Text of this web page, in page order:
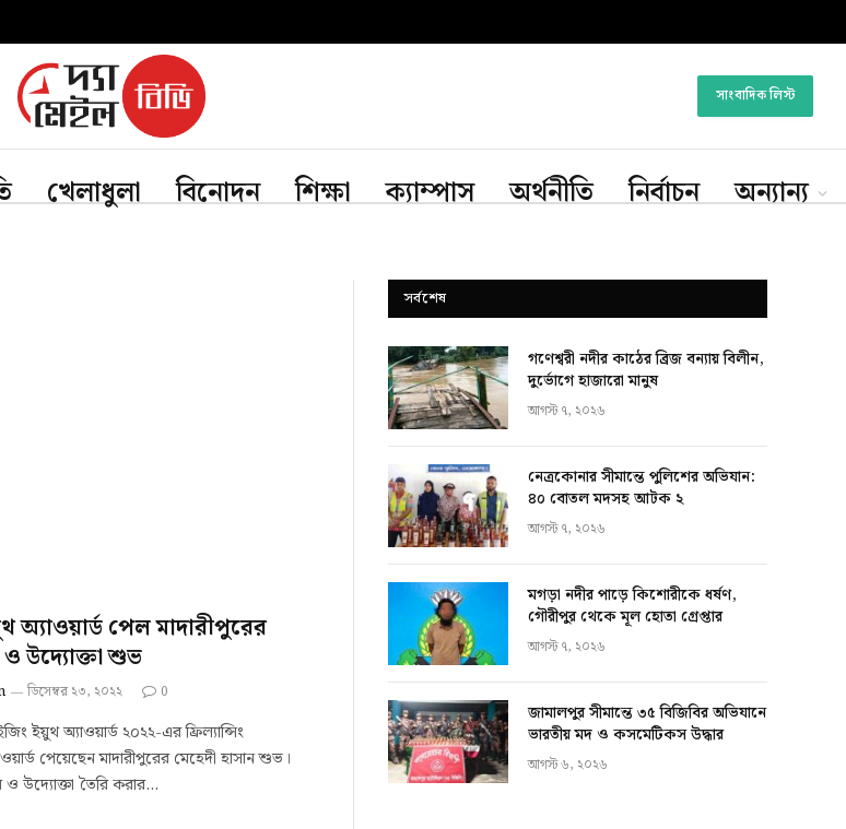
সাংবাদিক লিস্ট
খেলাধুলা বিনোদন শিক্ষা ক্যাম্পাস অর্থনীতি নির্বাচন অন্যান্য
অ্যাওয়ার্ড পেল মাদারীপুরের
ও উদ্যোক্তা শুভ
ডিসেম্বর ২৩, ২০২২ 0
ইয়ুথ অ্যাওয়ার্ড ২০২২-এর ফ্রিল্যান্সিং
পেয়েছেন মাদারীপুরের মেহেদী হাসান শুভ।
ও উদ্যোক্তা তৈরি করার…
সর্বশেষ
গণেশ্বরী নদীর কাঠের ব্রিজ বন্যায় বিলীন,
দুর্ভোগে হাজারো মানুষ
আগস্ট ৭, ২০২৬
নেত্রকোনার সীমান্তে পুলিশের অভিযান:
৪০ বোতল মদসহ আটক ২
আগস্ট ৭, ২০২৬
মগড়া নদীর পাড়ে কিশোরীকে ধর্ষণ,
গৌরীপুর থেকে মূল হোতা গ্রেপ্তার
আগস্ট ৭, ২০২৬
জামালপুর সীমান্তে ৩৫ বিজিবির অভিযানে
ভারতীয় মদ ও কসমেটিকস উদ্ধার
আগস্ট ৬, ২০২৬